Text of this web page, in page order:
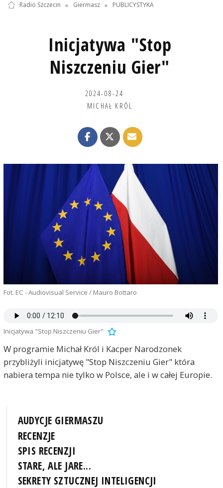
Radio Szczecin » Giermasz » PUBLICYSTYKA
Inicjatywa "Stop
Niszczeniu Gier"
2024-08-24
MICHAŁ KRÓL
Fot. EC - Audiovisual Service / Mauro Bottaro
Inicjatywa "Stop Niszczeniu Gier"
W programie Michał Król i Kacper Narodzonek
przybliżyli inicjatywę "Stop Niszczeniu Gier" która
nabiera tempa nie tylko w Polsce, ale i w całej Europie.
AUDYCJE GIERMASZU
RECENZJE
SPIS RECENZJI
STARE, ALE JARE...
SEKRETY SZTUCZNEJ INTELIGENCJI